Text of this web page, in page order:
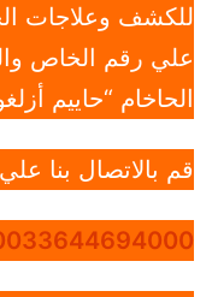
للكشف وعلاجات
علي رقم الخاص
الحاخام “حاييم
قم بالاتصال بنا